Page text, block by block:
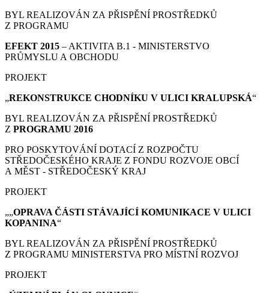
BYL REALIZOVÁN ZA PŘISPĚNÍ PROSTŘEDKŮ
Z PROGRAMU
EFEKT 2015 – AKTIVITA B.1 - MINISTERSTVO
PRŮMYSLU A OBCHODU
PROJEKT
„REKONSTRUKCE CHODNÍKU V ULICI KRALUPSKÁ“
BYL REALIZOVÁN ZA PŘISPĚNÍ PROSTŘEDKŮ
Z PROGRAMU 2016
PRO POSKYTOVÁNÍ DOTACÍ Z ROZPOČTU
STŘEDOČESKÉHO KRAJE Z FONDU ROZVOJE OBCÍ
A MĚST - STŘEDOČESKÝ KRAJ
PROJEKT
„„OPRAVA ČÁSTI STÁVAJÍCÍ KOMUNIKACE V ULICI
KOPANINA“
BYL REALIZOVÁN ZA PŘISPĚNÍ PROSTŘEDKŮ
Z PROGRAMU MINISTERSTVA PRO MÍSTNÍ ROZVOJ
PROJEKT